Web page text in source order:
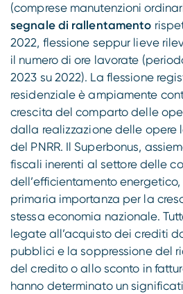
(comprese manutenzioni
segnale di rallentamento
2022, flessione seppur lieve
il numero di ore lavorate
2023 su 2022). La flessione
residenziale è ampiamente
crescita del comparto delle
dalla realizzazione delle opere
del PNRR. Il Superbonus,
fiscali inerenti al settore delle
dell’efficientamento
primaria importanza per la
stessa economia nazionale.
legate all’acquisto dei crediti
pubblici e la soppressione del
del credito o allo sconto in
hanno determinato un